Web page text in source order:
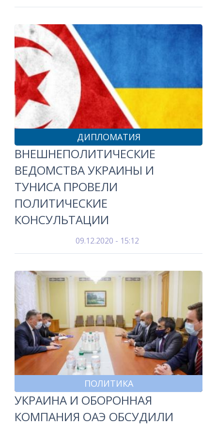
ДИПЛОМАТИЯ
ВНЕШНЕПОЛИТИЧЕСКИЕ
ВЕДОМСТВА УКРАИНЫ И
ТУНИСА ПРОВЕЛИ
ПОЛИТИЧЕСКИЕ
КОНСУЛЬТАЦИИ
09.12.2020 - 15:12
ПОЛИТИКА
УКРАИНА И ОБОРОННАЯ
КОМПАНИЯ ОАЭ ОБСУДИЛИ